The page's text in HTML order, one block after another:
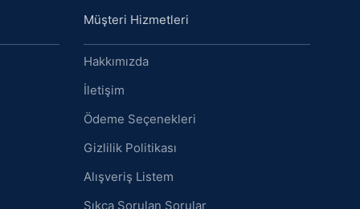
Müşteri Hizmetleri
Hakkımızda
İletişim
Ödeme Seçenekleri
Gizlilik Politikası
Alışveriş Listem
Sıkça Sorulan Sorular